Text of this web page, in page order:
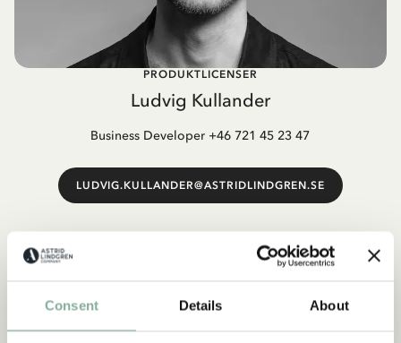
Consent Details About
PRODUKTLICENSER
Ludvig Kullander
Business Developer +46 721 45 23 47
LUDVIG.KULLANDER@ASTRIDLINDGREN.SE